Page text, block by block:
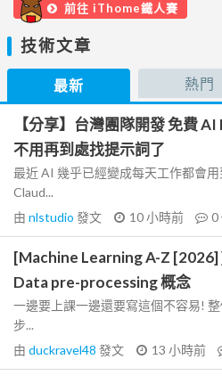
前往 iThome鐵人賽
技術文章
最新 熱門
【分享】台灣團隊開發 免費
不用再到處找提示詞了
最近 AI 幾乎已經變成每天工作都會
Claud...
由 nlstudio 發文 10 小時前 0
[Machine Learning A-Z [2026]
Data pre-processing 概念
一邊要上課一邊還要寫這個不容易!
步...
由 duckravel48 發文 13 小時前